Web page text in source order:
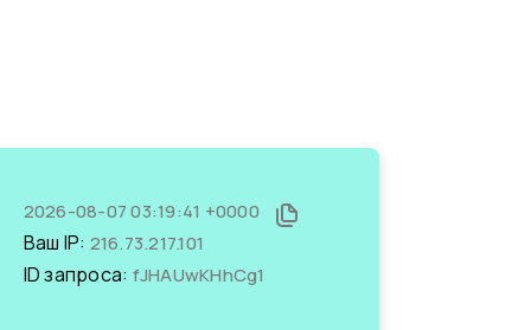
2026-08-07 03:19:41 +0000
Ваш IP: 216.73.217.101
ID запроса: fJHAUwKHhCg1